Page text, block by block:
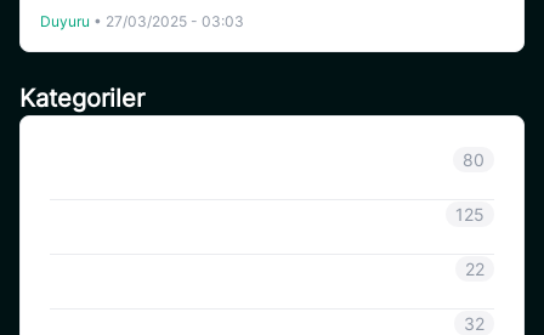
Kategoriler
80
125
22
32
Duyuru • 27/03/2025 - 03:03